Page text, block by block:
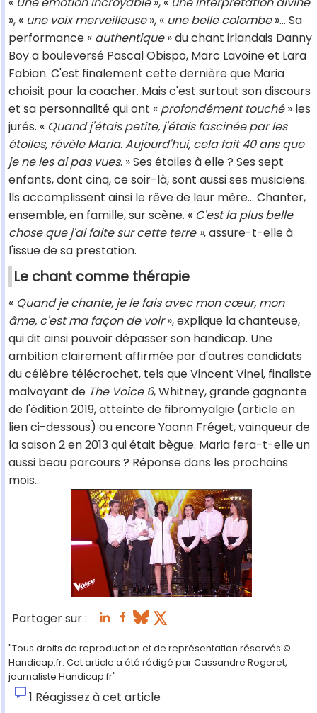
», « une voix merveilleuse», « une belle colombe»... Sa
performance « authentique» du chant irlandais Danny
Boy a bouleversé Pascal Obispo, Marc Lavoine et Lara
Fabian. C'est finalement cette dernière que Maria
choisit pour la coacher. Mais c'est surtout son discours
et sa personnalité qui ont « profondément touché» les
jurés. « Quand j'étais petite, j'étais fascinée par les
étoiles, révèle Maria. Aujourd'hui, cela fait 40 ans que
je ne les ai pas vues. » Ses étoiles à elle ? Ses sept
enfants, dont cinq, ce soir-là, sont aussi ses musiciens.
Ils accomplissent ainsi le rêve de leur mère... Chanter,
ensemble, en famille, sur scène. « C'est la plus belle
chose que j'ai faite sur cette terre », assure-t-elle à
l'issue de sa prestation.
Le chant comme thérapie
« Quand je chante, je le fais avec mon cœur, mon
âme, c'est ma façon de voir», explique la chanteuse,
qui dit ainsi pouvoir dépasser son handicap. Une
ambition clairement affirmée par d'autres candidats
du célèbre télécrochet, tels que Vincent Vinel, finaliste
malvoyant de The Voice 6, Whitney, grande gagnante
de l'édition 2019, atteinte de fibromyalgie (article en
lien ci-dessous) ou encore Yoann Fréget, vainqueur de
la saison 2 en 2013 qui était bègue. Maria fera-t-elle un
aussi beau parcours ? Réponse dans les prochains
mois...
Partager sur :
"Tous droits de reproduction et de représentation réservés.©
Handicap.fr. Cet article a été rédigé par Cassandre Rogeret,
journaliste Handicap.fr"
1 Réagissez à cet article